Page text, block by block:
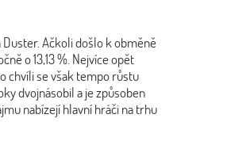
Ačkoli došlo k obměně
o 13,13 %. Nejvíce opět
chvíli se však tempo růstu
dvojnásobil a je způsoben
nabízejí hlavní hráči na trhu